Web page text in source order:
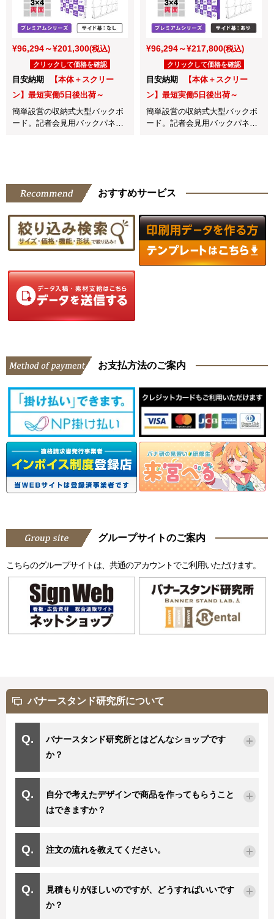
¥96,294～¥201,300(税込)
クリックして価格を確認
目安納期
【本体＋スクリー
ン】最短実働5日後出荷～
簡単設営の収納式大型バックボ
ード。記者会見用バックパネル
¥96,294～¥217,800(税込)
クリックして価格を確認
目安納期
【本体＋スクリー
ン】最短実働5日後出荷～
簡単設営の収納式大型バックボ
ード。記者会見用バックパネル
おすすめサービス
お支払方法のご案内
グループサイトのご案内
こちらのグループサイトは、共通のアカウントでご利用いただけます。
バナースタンド研究所について
バナースタンド研究所とはどんなショップです
か？
自分で考えたデザインで商品を作ってもらうこと
はできますか？
注文の流れを教えてください。
見積もりがほしいのですが、どうすればいいです
か？